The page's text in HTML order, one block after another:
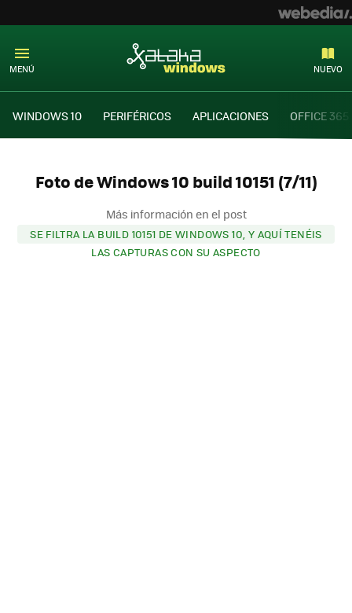
MENÚ NUEVO
WINDOWS 10 PERIFÉRICOS APLICACIONES OFFICE 365
Foto de Windows 10 build 10151 (7/11)
Más información en el post
SE FILTRA LA BUILD 10151 DE WINDOWS 10, Y AQUÍ TENÉIS
LAS CAPTURAS CON SU ASPECTO